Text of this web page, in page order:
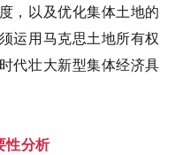
，以及优化集体土地的
运用马克思土地所有权
代壮大新型集体经济具
性分析